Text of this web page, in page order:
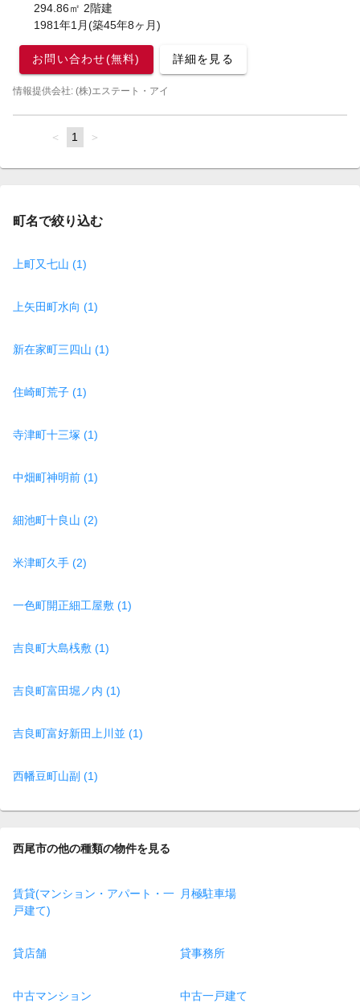
294.86㎡ 2階建
1981年1月(築45年8ヶ月)
お問い合わせ(無料) 詳細を見る
情報提供会社: (株)エステート・アイ
page
You're
page
1 page
町名で絞り込む
上町又七山 (1)
上矢田町水向 (1)
新在家町三四山 (1)
住崎町荒子 (1)
寺津町十三塚 (1)
中畑町神明前 (1)
細池町十良山 (2)
米津町久手 (2)
一色町開正細工屋敷 (1)
吉良町大島桟敷 (1)
吉良町富田堀ノ内 (1)
吉良町富好新田上川並 (1)
西幡豆町山副 (1)
西尾市の他の種類の物件を見る
賃貸(マンション・アパート・一
戸建て)
月極駐車場
貸店舗 貸事務所
中古マンション 中古一戸建て